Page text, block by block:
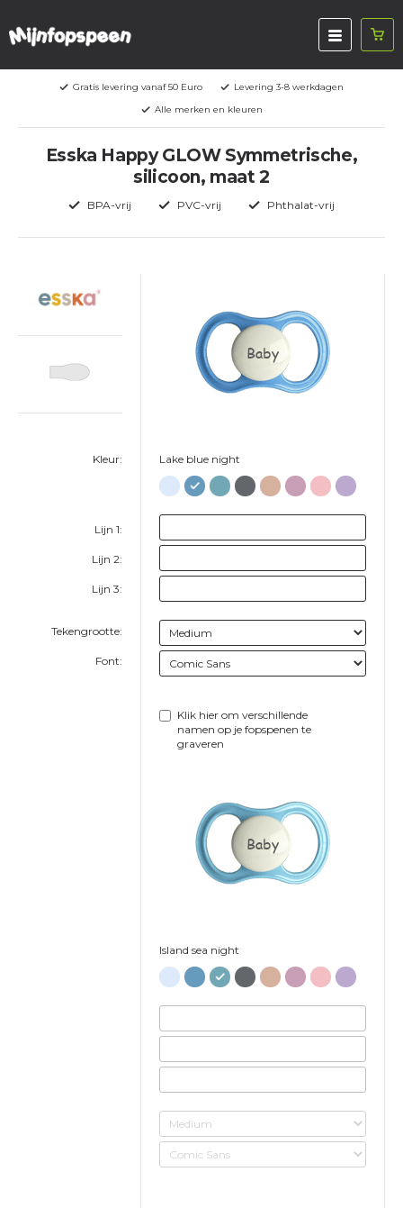
Gratis levering vanaf 50 Euro
Levering 3-8 werkdagen
Alle merken en kleuren
Esska Happy GLOW Symmetrische,
silicoon, maat 2
BPA-vrij PVC-vrij Phthalat-vrij
Kleur:
Lijn 1:
Lijn 2:
Lijn 3:
Tekengrootte:
Font:
Baby
Lake blue night
Klik hier om verschillende
namen op je fopspenen te
graveren
Baby
Island sea night